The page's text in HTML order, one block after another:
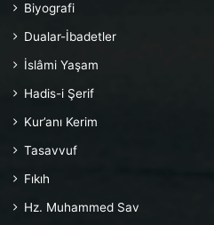
Biyografi
Dualar-İbadetler
İslâmi Yaşam
Hadis-i Şerif
Kur’anı Kerim
Tasavvuf
Fıkıh
Hz. Muhammed Sav